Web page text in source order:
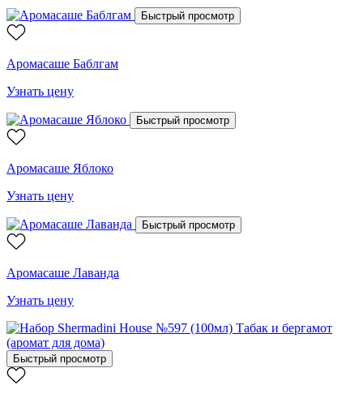
Быстрый просмотр
Аромасаше Баблгам
Узнать цену
Быстрый просмотр
Аромасаше Яблоко
Узнать цену
Быстрый просмотр
Аромасаше Лаванда
Узнать цену
Быстрый просмотр